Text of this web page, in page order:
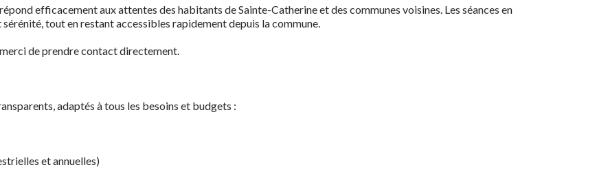
répond efficacement aux attentes des habitants de Sainte-Catherine et des communes voisines. Les séances en
tout en restant accessibles rapidement depuis la commune.
de prendre contact directement.
adaptés à tous les besoins et budgets :
et annuelles)